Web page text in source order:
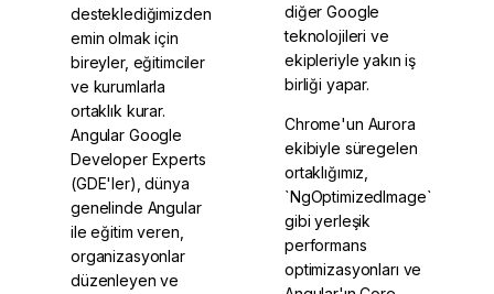
desteklediğimizden
emin olmak için
bireyler, eğitimciler
ve kurumlarla
ortaklık kurar.
Angular Google
Developer Experts
(GDE'ler), dünya
genelinde Angular
ile eğitim veren,
organizasyonlar
düzenleyen ve
diğer Google
teknolojileri ve
ekipleriyle yakın iş
birliği yapar.
Chrome'un Aurora
ekibiyle süregelen
ortaklığımız,
`NgOptimizedImage`
gibi yerleşik
performans
optimizasyonları ve